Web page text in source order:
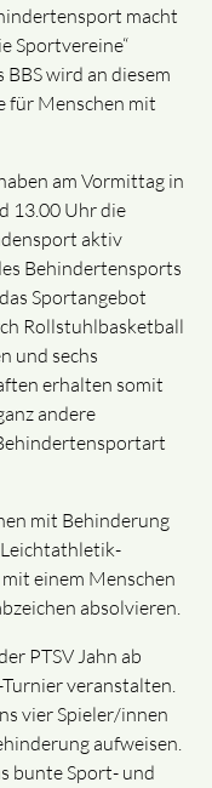
macht
Sportvereine“
wird an diesem
für Menschen mit
am Vormittag in
13.00 Uhr die
aktiv
Behindertensports
Sportangebot
Rollstuhlbasketball
und sechs
erhalten somit
andere
mit Behinderung
einem Menschen
absolvieren.
PTSV Jahn ab
veranstalten.
vier Spieler/innen
aufweisen.
bunte Sport- und